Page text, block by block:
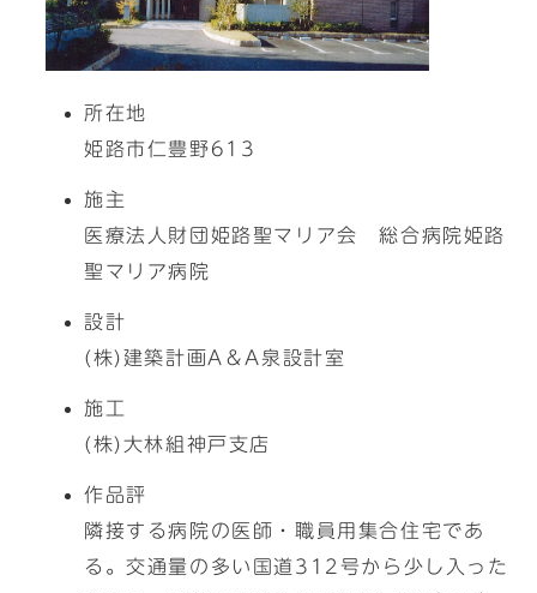
所在地
姫路市仁豊野613
施主
医療法人財団姫路聖マリア会 総合病院姫路
聖マリア病院
設計
(株)建築計画A＆A泉設計室
施工
(株)大林組神戸支店
作品評
隣接する病院の医師・職員用集合住宅であ
る。交通量の多い国道312号から少し入った